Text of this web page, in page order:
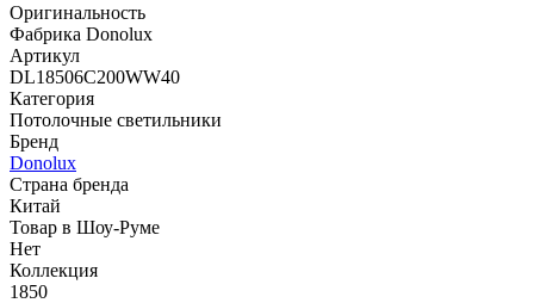
Оригинальность
Фабрика Donolux
Артикул
DL18506C200WW40
Категория
Потолочные светильники
Бренд
Donolux
Страна бренда
Китай
Товар в Шоу-Руме
Нет
Коллекция
1850